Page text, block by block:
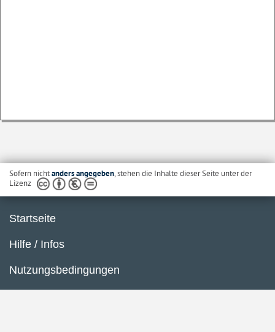
Sofern nichtanders angegeben, stehen die Inhalte dieser Seite unter der
Lizenz
Startseite
Hilfe / Infos
Nutzungsbedingungen